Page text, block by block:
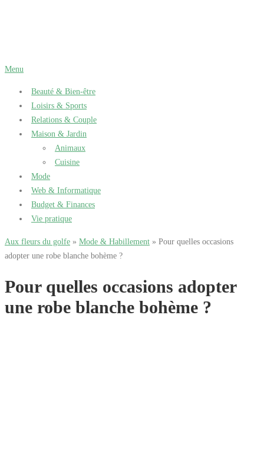
Menu
Beauté & Bien-être
Loisirs & Sports
Relations & Couple
Maison & Jardin
Animaux
Cuisine
Mode
Web & Informatique
Budget & Finances
Vie pratique
Aux fleurs du golfe » Mode & Habillement » Pour quelles occasions
adopter une robe blanche bohème ?
Pour quelles occasions adopter
une robe blanche bohème ?